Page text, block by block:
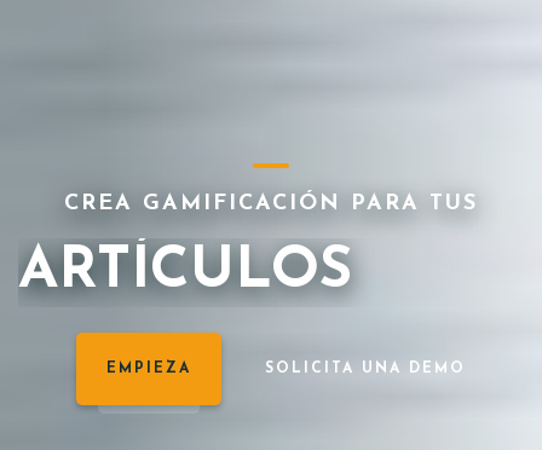
CREA GAMIFICACIÓN PARA TUS
I.P.
EMPIEZA SOLICITA UNA DEMO